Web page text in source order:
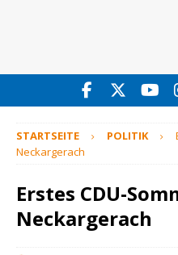
STARTSEITE POLITIK
Neckargerach
Erstes CDU-
Neckargerach